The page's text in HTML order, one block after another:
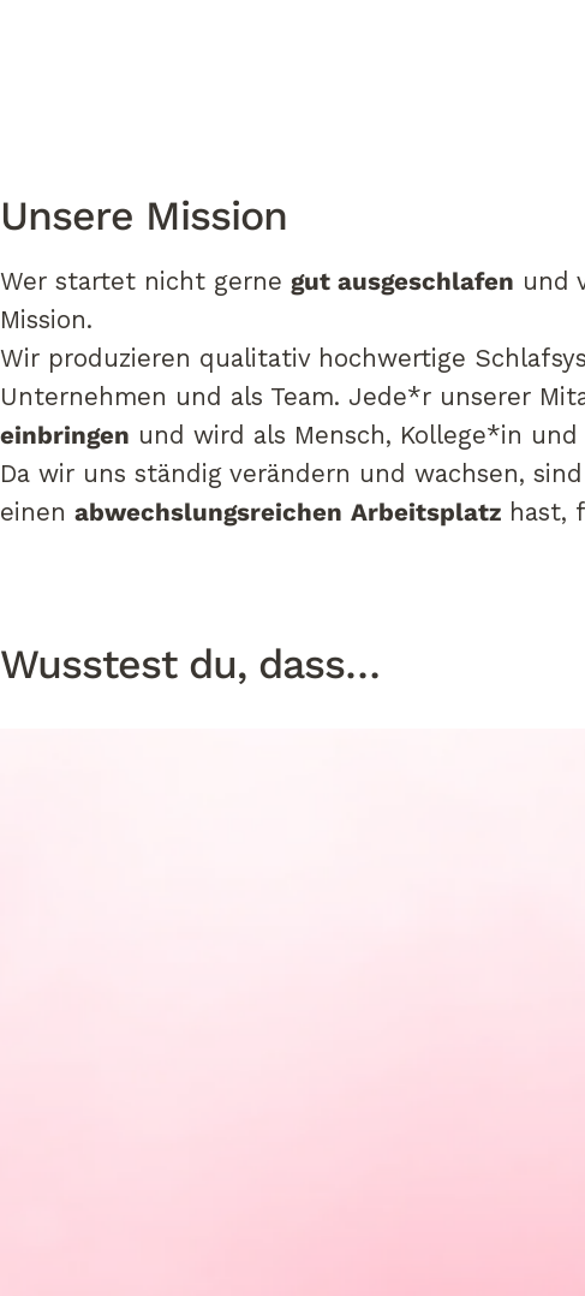
Betriebstechniker*in
Unsere Mission
Wer startet nicht gerne gut ausgeschlafen und
Mission.
Wir produzieren qualitativ hochwertige
Unternehmen und als Team. Jede*r unserer
einbringen und wird als Mensch, Kollege*in
Da wir uns ständig verändern und wachsen,
einen abwechslungsreichen Arbeitsplatz hast,
Wusstest du, dass…